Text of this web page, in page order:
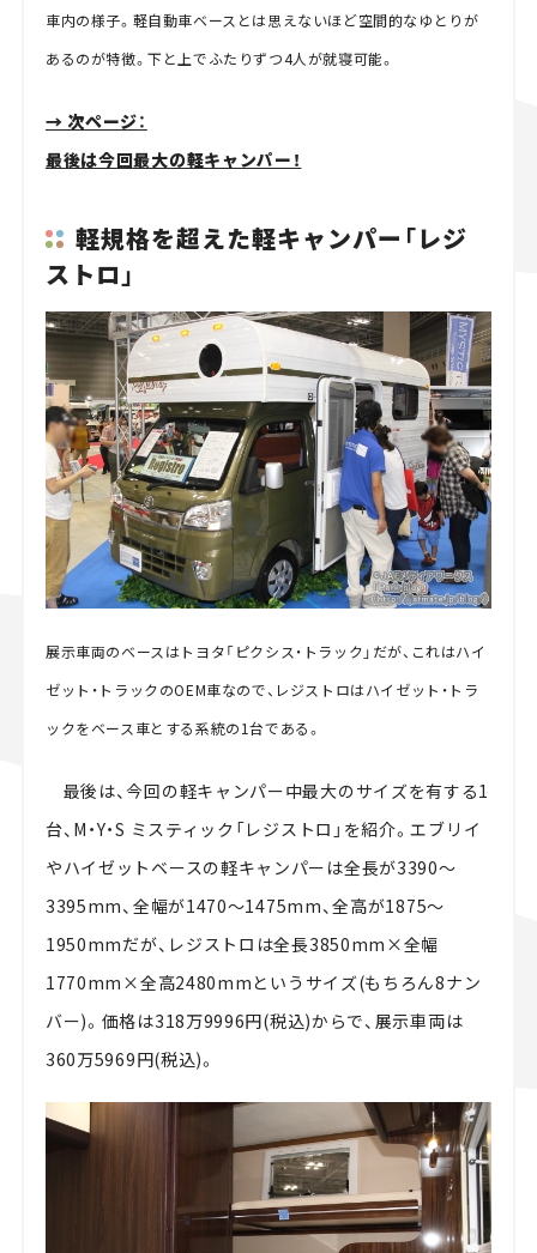
車内の様子。軽自動車ベースとは思えないほど空間的なゆとりが
あるのが特徴。下と上でふたりずつ4人が就寝可能。
→ 次ページ：
最後は今回最大の軽キャンパー！
軽規格を超えた軽キャンパー「レジ
ストロ」
展示車両のベースはトヨタ「ピクシス・トラック」だが、これはハイ
ゼット・トラックのOEM車なので、レジストロはハイゼット・トラ
ックをベース車とする系統の1台である。
最後は、今回の軽キャンパー中最大のサイズを有する1
台、M・Y・S ミスティック「レジストロ」を紹介。エブリイ
やハイゼットベースの軽キャンパーは全長が3390～
3395mm、全幅が1470～1475mm、全高が1875～
1950mmだが、レジストロは全長3850mm×全幅
1770mm×全高2480mmというサイズ(もちろん8ナン
バー)。価格は318万9996円(税込)からで、展示車両は
360万5969円(税込)。